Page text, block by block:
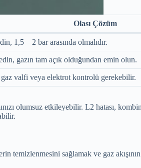
Olası Çözüm
1,5 – 2 bar arasında olmalıdır.
gazın tam açık olduğundan emin olun.
gaz valfi veya elektrot kontrolü gerekebilir.
olumsuz etkileyebilir. L2 hatası,
temizlenmesini sağlamak ve gaz